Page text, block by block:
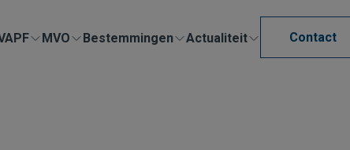
MVO Bestemmingen Actualiteit Contact